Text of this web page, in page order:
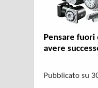
Pensare fuori
avere
Pubblicato su